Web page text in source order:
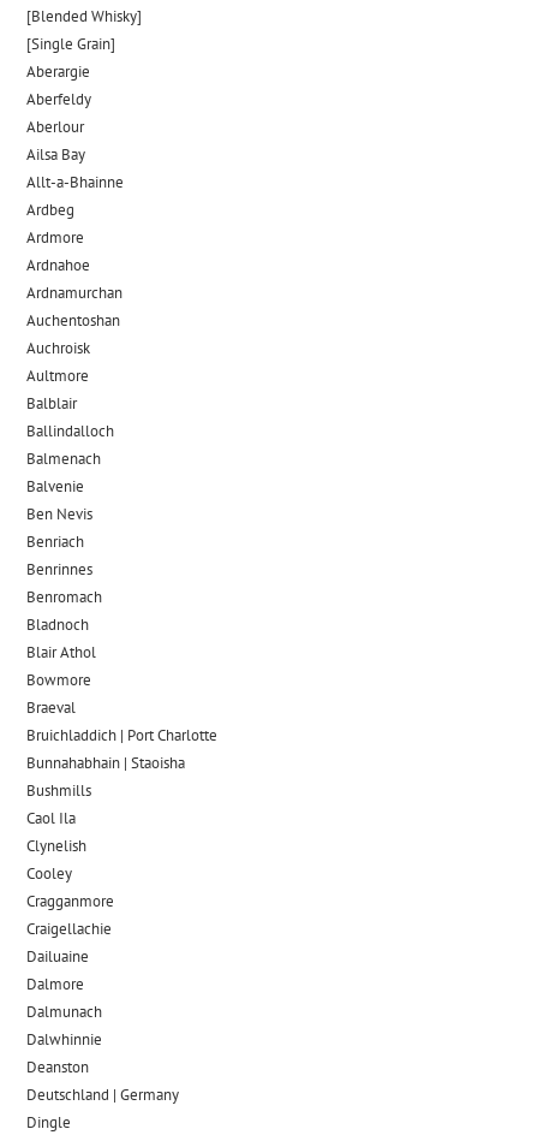
[Blended Whisky]
[Single Grain]
Aberargie
Aberfeldy
Aberlour
Ailsa Bay
Allt-a-Bhainne
Ardbeg
Ardmore
Ardnahoe
Ardnamurchan
Auchentoshan
Auchroisk
Aultmore
Balblair
Ballindalloch
Balmenach
Balvenie
Ben Nevis
Benriach
Benrinnes
Benromach
Bladnoch
Blair Athol
Bowmore
Braeval
Bruichladdich | Port Charlotte
Bunnahabhain | Staoisha
Bushmills
Caol Ila
Clynelish
Cooley
Cragganmore
Craigellachie
Dailuaine
Dalmore​
Dalmunach
Dalwhinnie
Deanston
Deutschland | Germany
Dingle